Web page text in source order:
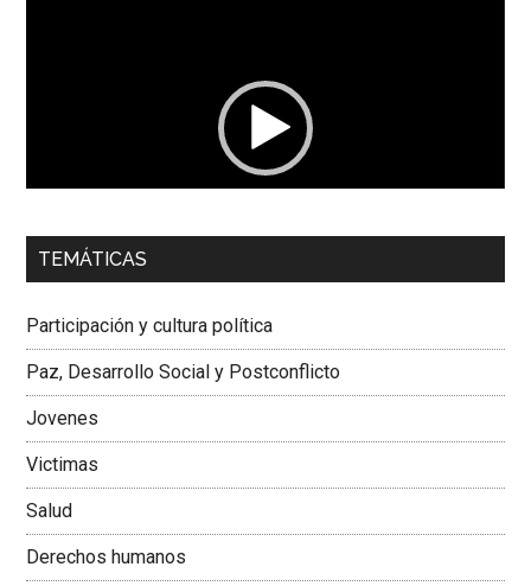
00:00 01:04
Dra. Carolina Corcho Mejía,Presidenta Corporación
Colombiana
TEMÁTICAS
Participación y cultura política
Paz, Desarrollo Social y Postconflicto
Jovenes
Victimas
Salud
Derechos humanos